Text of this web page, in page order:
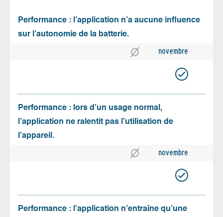
Performance : l’application n’a aucune influence
sur l’autonomie de la batterie.
novembre
Performance : lors d’un usage normal,
l’application ne ralentit pas l’utilisation de
l’appareil.
novembre
Performance : l’application n’entraîne qu’une